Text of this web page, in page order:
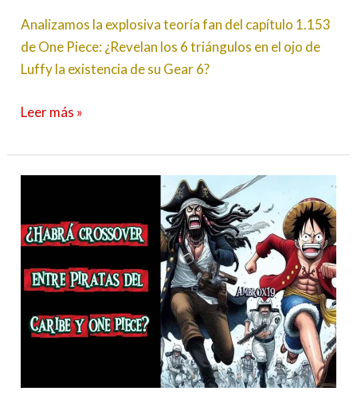
Analizamos la explosiva teoría fan del capítulo 1.153
de One Piece: ¿Revelan los 6 triángulos en el ojo de
Luffy la existencia de su Gear 6?
Leer más »
Con
2025:
cómo
un
noren
unió
Oda